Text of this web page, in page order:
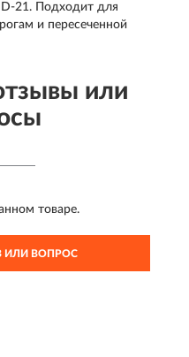
21. Подходит для
и пересеченной
или
товаре.
ИЛИ ВОПРОС